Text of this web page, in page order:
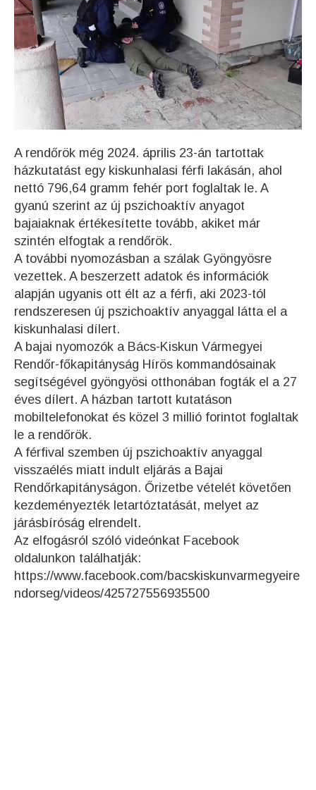
A rendőrök még 2024. április 23-án tartottak
házkutatást egy kiskunhalasi férfi lakásán, ahol
nettó 796,64 gramm fehér port foglaltak le. A
gyanú szerint az új pszichoaktív anyagot
bajaiaknak értékesítette tovább, akiket már
szintén elfogtak a rendőrök.
A további nyomozásban a szálak Gyöngyösre
vezettek. A beszerzett adatok és információk
alapján ugyanis ott élt az a férfi, aki 2023-tól
rendszeresen új pszichoaktív anyaggal látta el a
kiskunhalasi dílert.
A bajai nyomozók a Bács-Kiskun Vármegyei
Rendőr-főkapitányság Hírös kommandósainak
segítségével gyöngyösi otthonában fogták el a 27
éves dílert. A házban tartott kutatáson
mobiltelefonokat és közel 3 millió forintot foglaltak
le a rendőrök.
A férfival szemben új pszichoaktív anyaggal
visszaélés miatt indult eljárás a Bajai
Rendőrkapitányságon. Őrizetbe vételét követően
kezdeményezték letartóztatását, melyet az
járásbíróság elrendelt.
Az elfogásról szóló videónkat Facebook
oldalunkon találhatják:
https://www.facebook.com/bacskiskunvarmegyeire
ndorseg/videos/425727556935500